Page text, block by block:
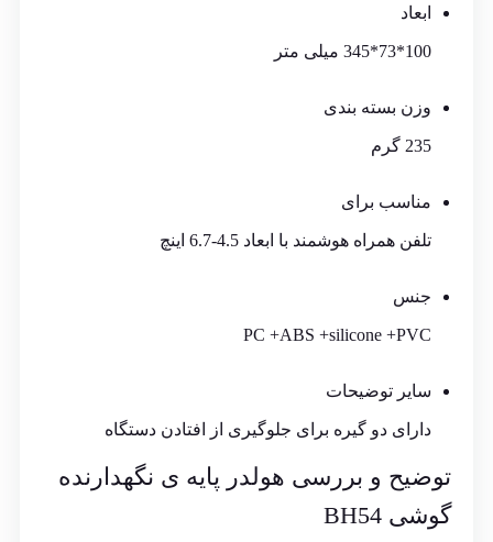
ابعاد
100*73*345 میلی متر
وزن بسته بندی
235 گرم
مناسب برای
تلفن همراه هوشمند با ابعاد 4.5-6.7 اینچ
جنس
PC +ABS +silicone +PVC
سایر توضیحات
دارای دو گیره برای جلوگیری از افتادن دستگاه
توضیح و بررسی هولدر پایه ی نگهدارنده
گوشی BH54